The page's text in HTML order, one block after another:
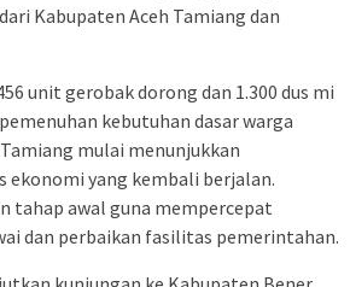
Kabupaten Aceh Tamiang dan
unit gerobak dorong dan 1.300 dus mi
kebutuhan dasar warga
mulai menunjukkan
ekonomi yang kembali berjalan.
tahap awal guna mempercepat
dan perbaikan fasilitas pemerintahan.